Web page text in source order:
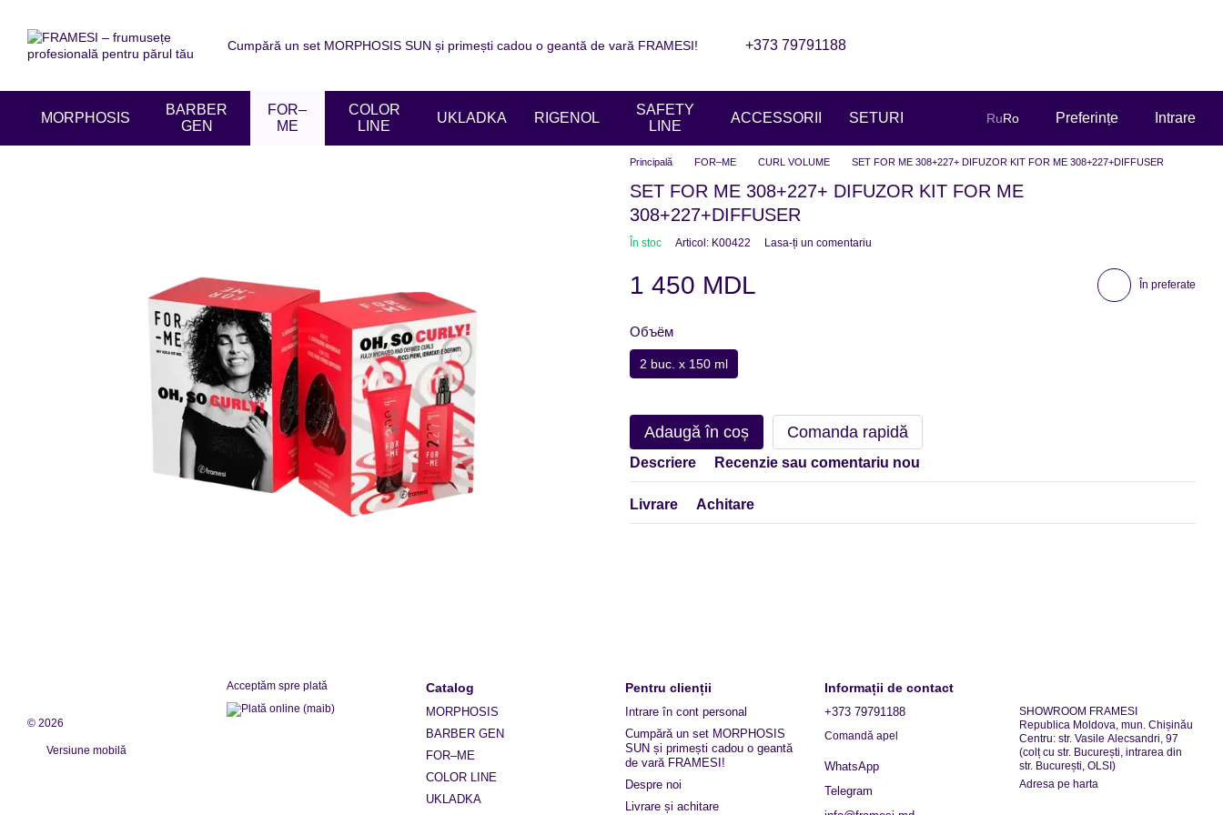
Cumpără un set MORPHOSIS SUN și primești cadou o geantă de vară FRAMESI!
+373 79791188
MORPHOSIS
BARBER
GEN
FOR–
ME
COLOR
LINE
UKLADKA RIGENOL
SAFETY
LINE
ACCESSORII SETURI RuRo Preferințe Intrare
Principală FOR–ME CURL VOLUME SET FOR ME 308+227+ DIFUZOR KIT FOR ME 308+227+DIFFUSER
SET FOR ME 308+227+ DIFUZOR KIT FOR ME
308+227+DIFFUSER
În stoc Articol: K00422 Lasa-ți un comentariu
1 450 MDL În preferate
Объём
2 buc. x 150 ml
Adaugă în coș Comanda rapidă
Descriere Recenzie sau comentariu nou
Livrare Achitare
© 2026
Versiune mobilă
Acceptăm spre plată Catalog
MORPHOSIS
BARBER GEN
FOR–ME
COLOR LINE
UKLADKA
Pentru clienții
Intrare în cont personal
Cumpără un set MORPHOSIS
SUN și primești cadou o geantă
de vară FRAMESI!
Despre noi
Livrare și achitare
Informații de contact
+373 79791188
Comandă apel
WhatsApp
Telegram
SHOWROOM FRAMESI
Republica Moldova, mun. Chișinău
Centru: str. Vasile Alecsandri, 97
(colț cu str. București, intrarea din
str. București, OLSI)
Adresa pe harta